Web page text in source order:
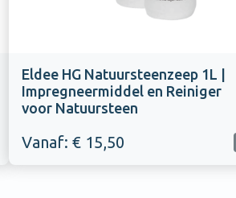
Eldee HG Natuursteenzeep 1L |
Impregneermiddel en Reiniger
voor Natuursteen
Vanaf: € 15,50